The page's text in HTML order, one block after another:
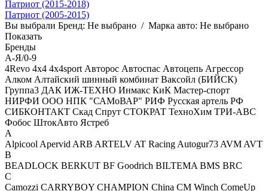
Патриот (2015-2018)
Патриот (2005-2015)
Вы выбрали Бренд: Не выбрано / Марка авто: Не выбрано
Показать
Бренды
А-Я/0-9
4Revo 4x4 4x4sport Авторос Автоспас Автоцепь Агрессор
Алком Алтайский шинный комбинат Ваксойл (БИЙСК)
Группа3 ДАК ИЖ-ТЕХНО Инмакс КиК Мастер-спорт
НИРФИ ООО НПК "САМоВАР" РИФ Русская артель РФ
СИБКОНТАКТ Скад Спрут СТОКРАТ ТехноХим ТРИ-АВС
Фобос ШтокАвто Ястреб
A
Alpicool Apervid ARB ARTELV AT Racing Autogur73 AVM AVT
B
BEADLOCK BERKUT BF Goodrich BILTEMA BMS BRC
C
Camozzi CARRYBOY CHAMPION China CM Winch ComeUp